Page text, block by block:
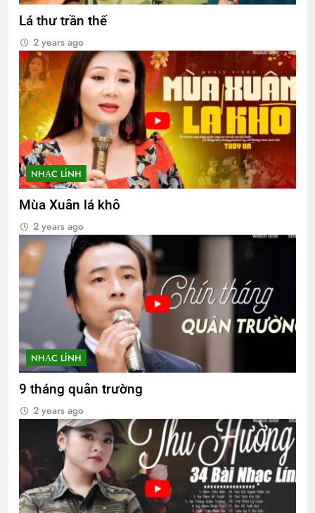
Lá thư trần thế
2 years ago
NHẠC LÍNH
Mùa Xuân lá khô
2 years ago
NHẠC LÍNH
9 tháng quân trường
2 years ago